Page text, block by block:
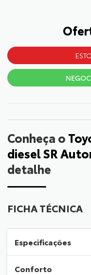
Conheça o
diesel SR
detalhe
FICHA TÉCNICA
Especificações
Conforto